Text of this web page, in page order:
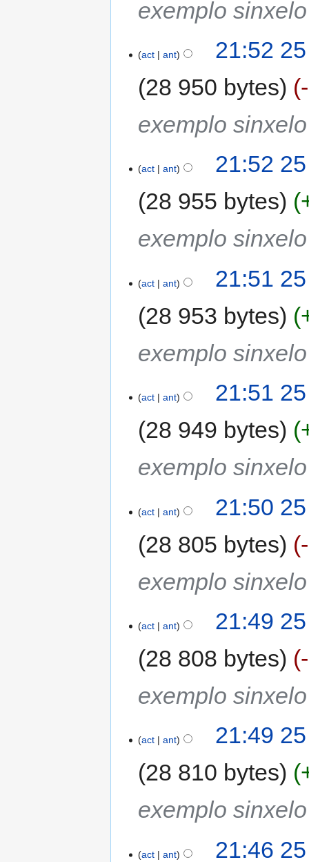
exemplo
act ant
21:52
28 950 bytes
exemplo
act ant
21:52
28 955 bytes
exemplo
act ant
21:51
28 953 bytes
exemplo
act ant
21:51
28 949 bytes
exemplo
act ant
21:50
28 805 bytes
exemplo
act ant
21:49
28 808 bytes
exemplo
act ant
21:49
28 810 bytes
exemplo
act ant
21:46